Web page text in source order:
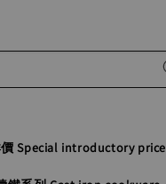
Special introductory price